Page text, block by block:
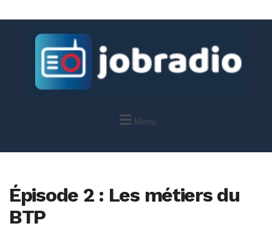
Menu
Épisode 2 : Les métiers du
BTP